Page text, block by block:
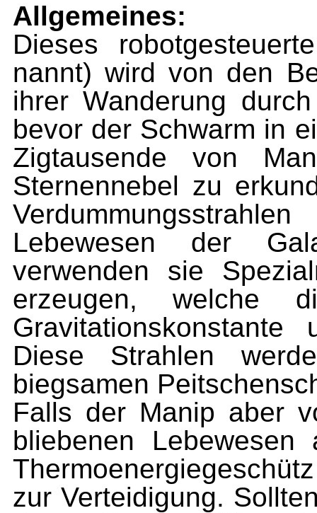
Allgemeines:
Dieses
nannt) wird von den
ihrer Wanderung
bevor der Schwarm in
Zigtausende von
Sternennebel zu
Lebewesen der
verwenden sie
erzeugen, welche
Diese Strahlen
biegsamen
Falls der Manip aber
bliebenen
zur Verteidigung.